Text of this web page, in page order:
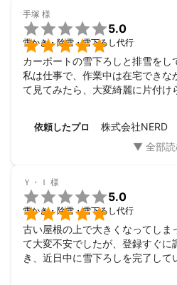
手塚 様


5.0
雪かき・除雪・雪下ろし代行
カーポートの雪下ろしと排雪をし
私は仕事で、作業中は在宅できな
て見てみたら、大変綺麗に片付け
依頼したプロ 株式会社NERD
Ｙ・Ｉ 様


5.0
雪かき・除雪・雪下ろし代行
古い屋根の上で大きくなってしま
て大変不安でしたが、登録すぐに
き、近日中に雪下ろしを完了して